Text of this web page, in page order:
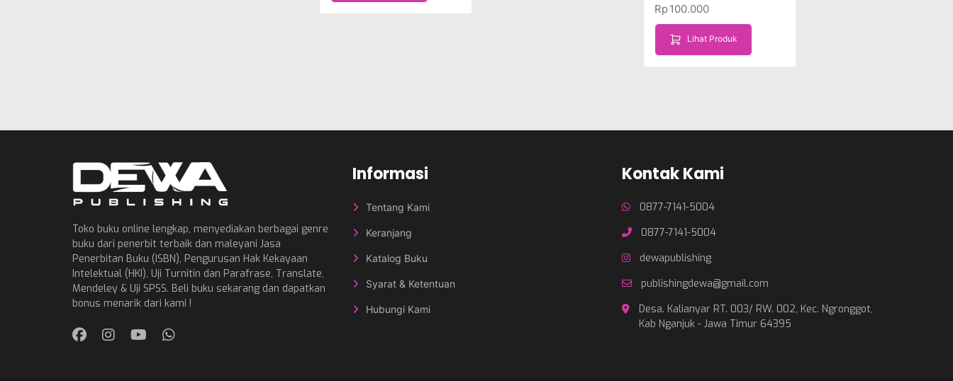
Rp100.000
Lihat Produk
Toko buku online lengkap, menyediakan berbagai genre
buku dari penerbit terbaik dan maleyani Jasa
Penerbitan Buku (ISBN), Pengurusan Hak Kekayaan
Intelektual (HKI), Uji Turnitin dan Parafrase, Translate,
Mendeley & Uji SPSS. Beli buku sekarang dan dapatkan
bonus menarik dari kami !
Informasi
Tentang Kami
Keranjang
Katalog Buku
Syarat & Ketentuan
Hubungi Kami
Kontak Kami
0877-7141-5004
0877-7141-5004
dewapublishing
publishingdewa@gmail.com
Desa. Kalianyar RT. 003/ RW. 002, Kec. Ngronggot,
Kab Nganjuk - Jawa Timur 64395